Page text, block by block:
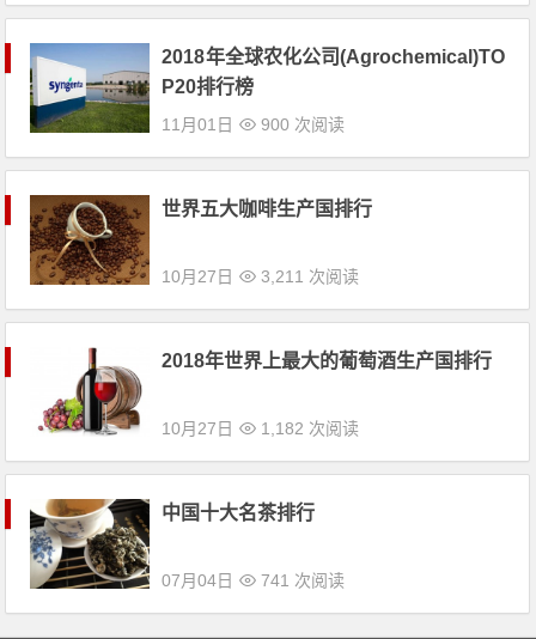
2018年全球农化公司(Agrochemical)TO
P20排行榜
11月01日 900 次阅读
世界五大咖啡生产国排行
10月27日 3,211 次阅读
2018年世界上最大的葡萄酒生产国排行
10月27日 1,182 次阅读
中国十大名茶排行
07月04日 741 次阅读